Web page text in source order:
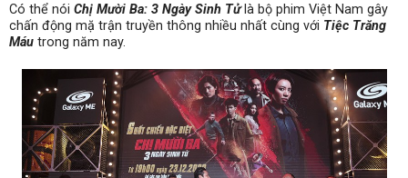
Có thể nói Chị Mười Ba: 3 Ngày Sinh Tửlà bộ phim Việt Nam gây
chấn động mặ trận truyền thông nhiều nhất cùng với Tiệc Trăng
Máu trong năm nay.